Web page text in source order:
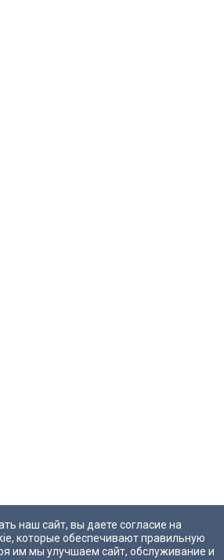
наш сайт, вы даете согласие на
которые обеспечивают правильную
им мы улучшаем сайт, обслуживание и